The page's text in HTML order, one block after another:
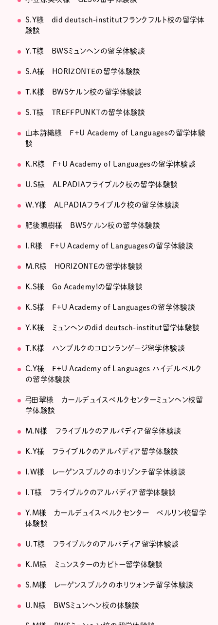
S.Y様 did deutsch-institutフランクフルト校の留学体
験談
Y.T様 BWSミュンヘンの留学体験談
S.A様 HORIZONTEの留学体験談
T.K様 BWSケルン校の留学体験談
S.T様 TREFFPUNKTの留学体験談
山本詩織様 F+U Academy of Languagesの留学体験
談
K.R様 F+U Academy of Languagesの留学体験談
U.S様 ALPADIAフライブルク校の留学体験談
W.Y様 ALPADIAフライブルク校の留学体験談
肥後颯樹様 BWSケルン校の留学体験談
I.R様 F+U Academy of Languagesの留学体験談
M.R様 HORIZONTEの留学体験談
K.S様 Go Academy!の留学体験談
K.S様 F+U Academy of Languagesの留学体験談
Y.K様 ミュンヘンのdid deutsch-institut留学体験談
T.K様 ハンブルクのコロンランゲージ留学体験談
C.Y様 F+U Academy of Languages ハイデルベルク
の留学体験談
弓田翠様 カールデュイスベルクセンターミュンヘン校留
学体験談
M.N様 フライブルクのアルパディア留学体験談
K.Y様 フライブルクのアルパディア留学体験談
I.W様 レーゲンスブルクのホリゾンテ留学体験談
I.T様 フライブルクのアルパディア留学体験談
Y.M様 カールデュイスベルクセンター ベルリン校留学
体験談
U.T様 フライブルクのアルパディア留学体験談
K.M様 ミュンスターのカピトー留学体験談
S.M様 レーゲンスブルクのホリツォンテ留学体験談
U.N様 BWSミュンヘン校の体験談